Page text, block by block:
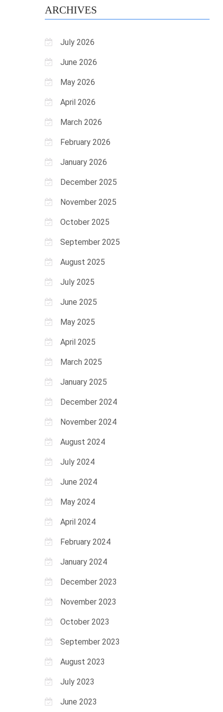
ARCHIVES
July 2026
June 2026
May 2026
April 2026
March 2026
February 2026
January 2026
December 2025
November 2025
October 2025
September 2025
August 2025
July 2025
June 2025
May 2025
April 2025
March 2025
January 2025
December 2024
November 2024
August 2024
July 2024
June 2024
May 2024
April 2024
February 2024
January 2024
December 2023
November 2023
October 2023
September 2023
August 2023
July 2023
June 2023